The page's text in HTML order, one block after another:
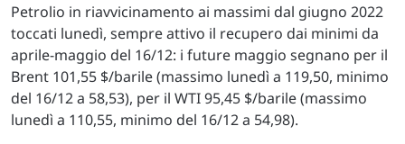
Petrolio in riavvicinamento ai massimi dal giugno 2022
toccati lunedì, sempre attivo il recupero dai minimi da
aprile-maggio del 16/12: i future maggio segnano per il
Brent 101,55 $/barile (massimo lunedì a 119,50, minimo
del 16/12 a 58,53), per il WTI 95,45 $/barile (massimo
lunedì a 110,55, minimo del 16/12 a 54,98).